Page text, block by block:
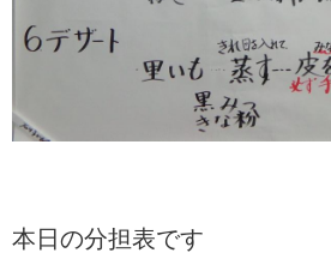
本日の分担表です